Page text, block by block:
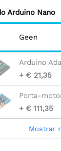
Arduino Nano
Geen
+ € 21,35
Porta-
+ € 111,35
Mostrar